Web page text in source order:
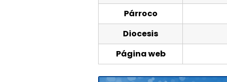
Párroco
Diocesis
Página web